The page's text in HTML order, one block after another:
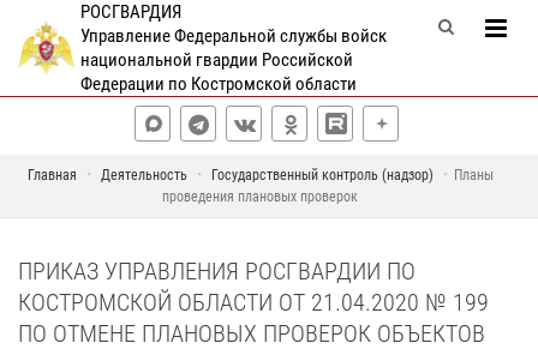
РОСГВАРДИЯ
Управление Федеральной службы войск
национальной гвардии Российской
Федерации по Костромской области
Главная Деятельность Государственный контроль (надзор)
Планы
проведения плановых проверок
ПРИКАЗ УПРАВЛЕНИЯ РОСГВАРДИИ ПО
КОСТРОМСКОЙ ОБЛАСТИ ОТ 21.04.2020 № 199
ПО ОТМЕНЕ ПЛАНОВЫХ ПРОВЕРОК ОБЪЕКТОВ